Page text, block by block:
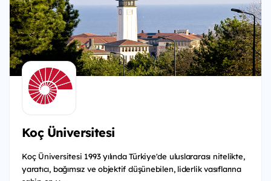
Koç Üniversitesi
Koç Üniversitesi 1993 yılında Türkiye'de uluslararası nitelikte,
yaratıcı, bağımsız ve objektif düşünebilen, liderlik vasıflarına